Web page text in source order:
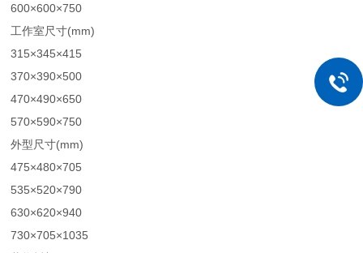
600×600×750
工作室尺寸(mm)
315×345×415
370×390×500
470×490×650
570×590×750
外型尺寸(mm)
475×480×705
535×520×790
630×620×940
730×705×1035